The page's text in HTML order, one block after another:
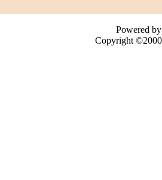
Powered
Copyright ©2000